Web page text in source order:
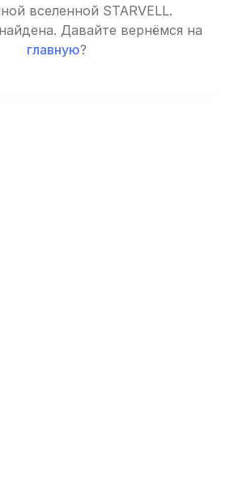
вселенной STARVELL.
Давайте вернёмся на
главную?